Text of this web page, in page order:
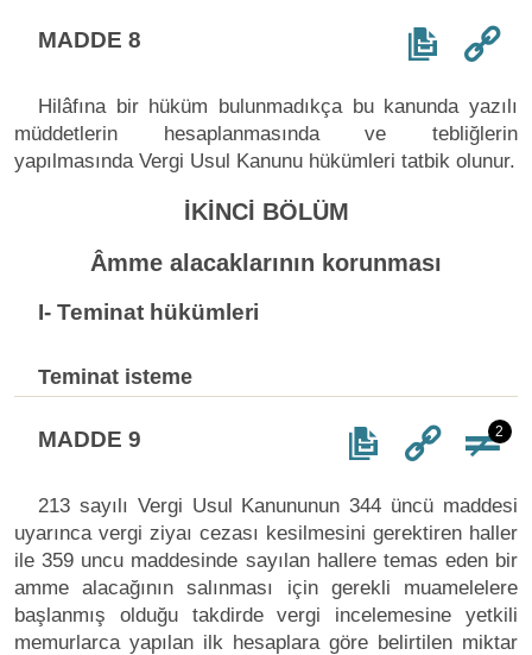
MADDE 8
Hilâfına bir hüküm bulunmadıkça bu kanunda yazılı
müddetlerin hesaplanmasında ve tebliğlerin
yapılmasında Vergi Usul Kanunu hükümleri tatbik olunur.
İKİNCİ BÖLÜM
Âmme alacaklarının korunması
I- Teminat hükümleri
Teminat isteme
MADDE 9 2
213 sayılı Vergi Usul Kanununun 344 üncü maddesi
uyarınca vergi ziyaı cezası kesilmesini gerektiren haller
ile 359 uncu maddesinde sayılan hallere temas eden bir
amme alacağının salınması için gerekli muamelelere
başlanmış olduğu takdirde vergi incelemesine yetkili
memurlarca yapılan ilk hesaplara göre belirtilen miktar